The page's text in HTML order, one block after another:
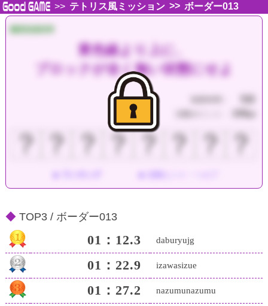
>> テトリス風ミッション >> ボーダー013
MISSION
黄色線より上に、
ブロックが全く無い状態にせよ
？ ？ ？ ？ ？ ？ ？ ？
TOP3 / ボーダー013
01：12.3 daburyujg
01：22.9 izawasizue
01：27.2 nazumunazumu